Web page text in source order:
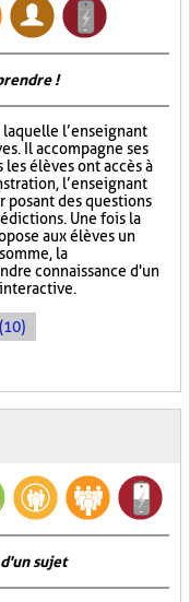
!
l’enseignant
Il accompagne ses
les élèves ont accès à
l’enseignant
posant des questions
Une fois la
aux élèves un
la
connaissance d'un
sujet